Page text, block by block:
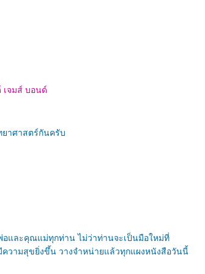
เจมส์ บอนด์
าศาสตร์กันครับ
อและคุณแม่ทุกท่าน ไม่ว่าท่านจะเป็นมือใหม่ที่
วามสุขยิ่งขึ้น วางจำหน่ายแล้วทุกแผงหนังสือวันนี้